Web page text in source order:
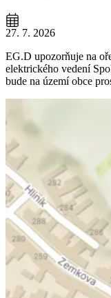
27. 7. 2026
EG.D upozorňuje na
elektrického vedení
bude na území obce